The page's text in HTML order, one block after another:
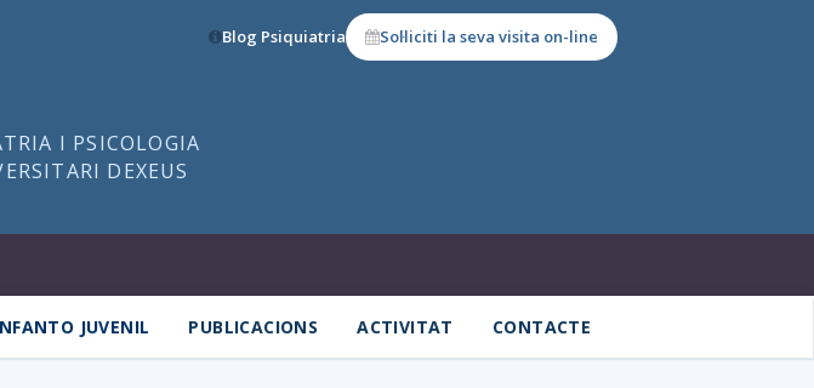
Blog Psiquiatria Sol·liciti la seva visita on-line
I PSICOLOGIA
DEXEUS
JUVENIL PUBLICACIONS ACTIVITAT CONTACTE